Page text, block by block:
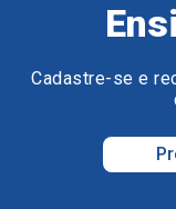
Cadastre-se e